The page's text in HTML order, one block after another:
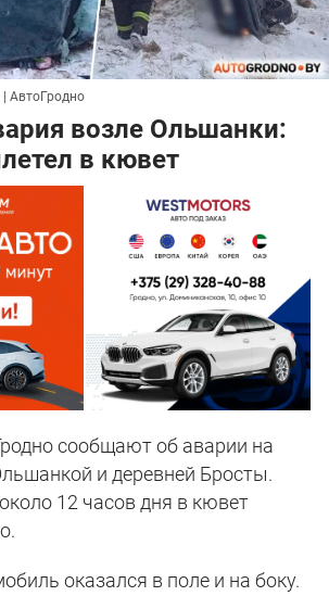
| АвтоГродно
возле Ольшанки:
в кювет
сообщают об аварии на
и деревней Бросты.
12 часов дня в кювет
оказался в поле и на боку.